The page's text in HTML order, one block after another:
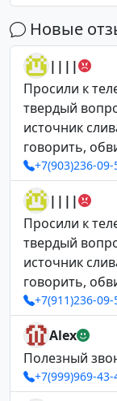
Новые
||||
Просили к
твердый
источник
говорить,
+7(903)236-09-
||||
Просили к
твердый
источник
говорить,
+7(911)236-09-
Alex
Полезный
+7(999)969-43-